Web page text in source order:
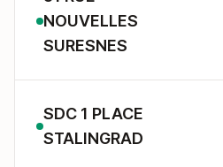
NOUVELLES
SURESNES
SDC 1 PLACE
STALINGRAD